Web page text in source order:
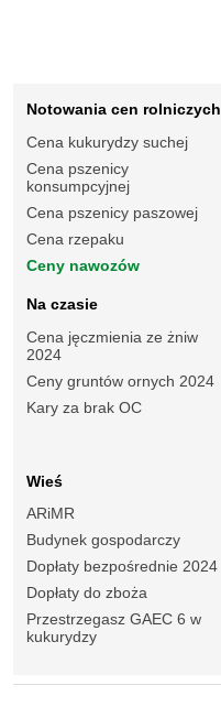
Notowania cen rolniczych
Cena kukurydzy suchej
Cena pszenicy
konsumpcyjnej
Cena pszenicy paszowej
Cena rzepaku
Ceny nawozów
Na czasie
Cena jęczmienia ze żniw
2024
Ceny gruntów ornych 2024
Kary za brak OC
Wieś
ARiMR
Budynek gospodarczy
Dopłaty bezpośrednie 2024
Dopłaty do zboża
Przestrzegasz GAEC 6 w
kukurydzy